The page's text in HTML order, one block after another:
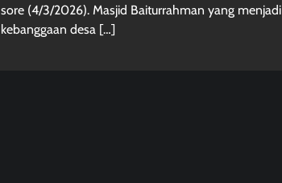
sore (4/3/2026). Masjid Baiturrahman yang menjadi
kebanggaan desa […]